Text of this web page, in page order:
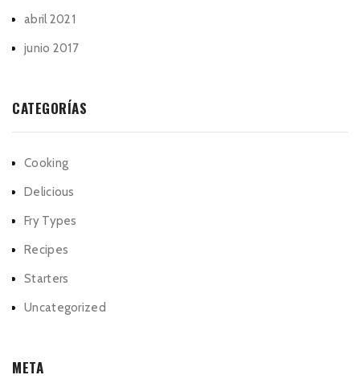
abril 2021
junio 2017
CATEGORÍAS
Cooking
Delicious
Fry Types
Recipes
Starters
Uncategorized
META